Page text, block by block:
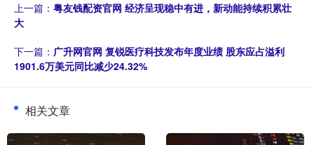
上一篇： 粤友钱配资官网 经济呈现稳中有进，新动能持续积累壮
大
下一篇： 广升网官网 复锐医疗科技发布年度业绩 股东应占溢利
1901.6万美元同比减少24.32%
相关文章